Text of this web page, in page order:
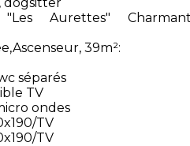
Aurettes"
39m²:
séparés
TV
ondes
TV
TV